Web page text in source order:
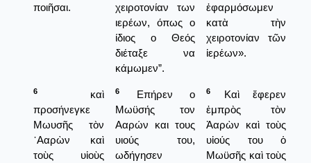
ποιῆσαι.
χειροτονίαν των
ιερέων, όπως ο
ίδιος ο Θεός
διέταξε να
κάμωμεν”.
ἐφαρμόσωμεν
κατὰ τὴν
χειροτονίαν τῶν
ἱερέων».
6
καὶ
προσήνεγκε
Μωυσῆς τὸν
᾿Ααρὼν καὶ
τοὺς υἱοὺς
6
Επήρεν ο
Μωϋσής τον
Ααρών και τους
υιούς του,
ωδήγησεν
6
Καὶ ἔφερεν
ἐμπρὸς τὸν
Ἀαρὼν καὶ τοὺς
υἱούς του ὁ
Μωϋσῆς καὶ τοὺς